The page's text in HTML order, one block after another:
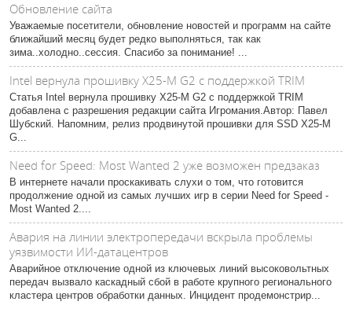
Обновление сайта
Уважаемые посетители, обновление новостей и программ на сайте
ближайший месяц будет редко выполняться, так как
зима..холодно..сессия. Спасибо за понимание! ...
Intel вернула прошивку X25-M G2 с поддержкой TRIM
Статья Intel вернула прошивку X25-M G2 с поддержкой TRIM
добавлена с разрешения редакции сайта Игромания.Автор: Павел
Шубский. Напомним, релиз продвинутой прошивки для SSD X25-M
G...
Need for Speed: Most Wanted 2 уже возможен предзаказ
В интернете начали проскакивать слухи о том, что готовится
продолжение одной из самых лучших игр в серии Need for Speed -
Most Wanted 2....
Авария на линии электропередачи вскрыла проблемы
уязвимости ИИ-датацентров
Аварийное отключение одной из ключевых линий высоковольтных
передач вызвало каскадный сбой в работе крупного регионального
кластера центров обработки данных. Инцидент продемонстрир...